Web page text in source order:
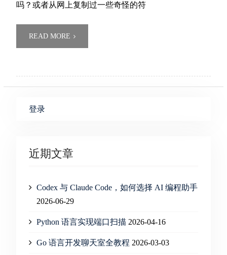
吗？或者从网上复制过一些奇怪的符
READ MORE
登录
近期文章
Codex 与 Claude Code，如何选择 AI 编程助手
2026-06-29
Python 语言实现端口扫描 2026-04-16
Go 语言开发聊天室全教程 2026-03-03